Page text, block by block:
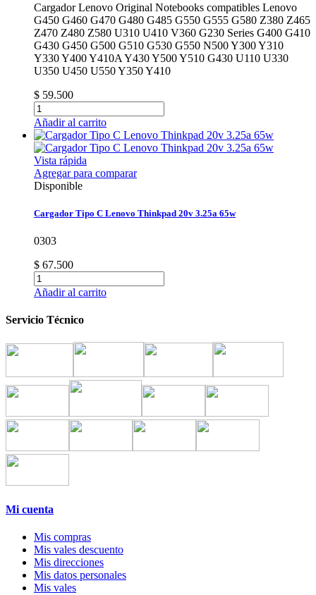
Cargador Lenovo Original Notebooks compatibles Lenovo
G450 G460 G470 G480 G485 G550 G555 G580 Z380 Z465
Z470 Z480 Z580 U310 U410 V360 G230 Series G400 G410
G430 G450 G500 G510 G530 G550 N500 Y300 Y310
Y330 Y400 Y410A Y430 Y500 Y510 G430 U110 U330
U350 U450 U550 Y350 Y410
$ 59.500
Añadir al carrito
Vista rápida
Agregar para comparar
Disponible
Cargador Tipo C Lenovo Thinkpad 20v 3.25a 65w
0303
$ 67.500
Añadir al carrito
Servicio Técnico
Mi cuenta
Mis compras
Mis vales descuento
Mis direcciones
Mis datos personales
Mis vales